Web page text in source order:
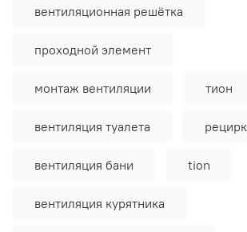
вентиляционная решётка
проходной элемент
монтаж вентиляции тион
вентиляция туалета
вентиляция бани tion
вентиляция курятника